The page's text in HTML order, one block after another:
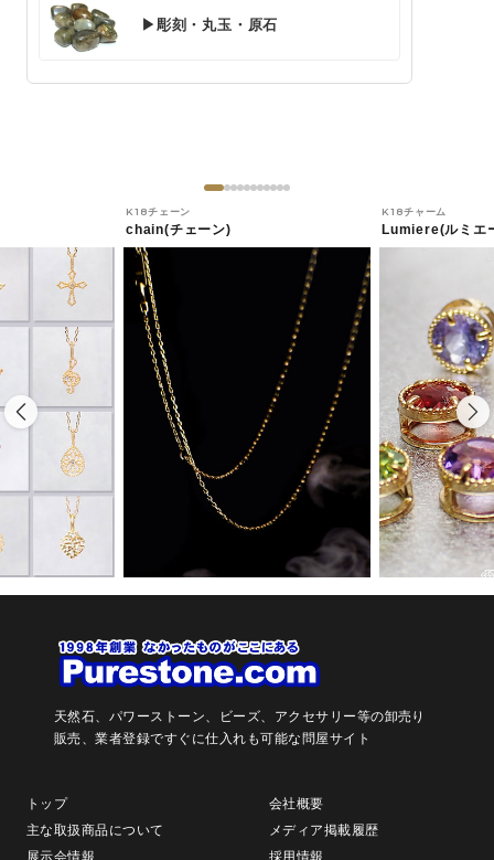
▶彫刻・丸玉・原石
K18チェーン
chain(チェーン)
K18チャーム
Lumiere(ルミエ
天然石、パワーストーン、ビーズ、アクセサリー等の卸売り
販売、業者登録ですぐに仕入れも可能な問屋サイト
トップ
会社概要
主な取扱商品について
メディア掲載履歴